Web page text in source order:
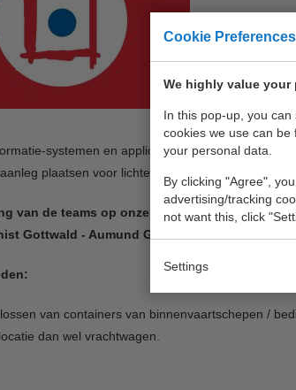
Cookie Preferences
We highly value
In this pop-up, you
cookies we use can
your personal data.
By clicking "Agree",
advertising/tracking
not want this, click
Settings
Op- en
Reparatie en
United
containers. De
systemen en applicaties, voor vrijstellen en
plaatsen voor lichters.
van de teams op onze depots, zoeken wij een
Gottwald - Aumund Gantry / Empty Handler
van containers van binnenvaartschepen /
dan wel vrachtwagen.